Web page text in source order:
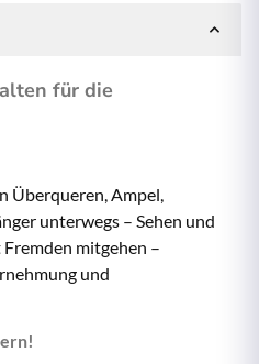
für die
Überqueren, Ampel,
unterwegs – Sehen und
mitgehen –
und